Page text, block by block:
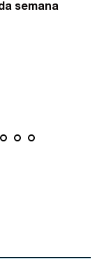
semana